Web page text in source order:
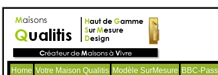
Home Votre Maison Qualitis Modèle SurMesure BBC-